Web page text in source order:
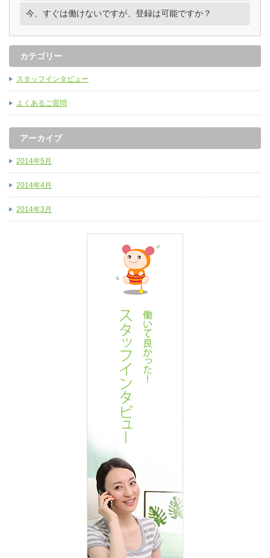
今、すぐは働けないですが、登録は可能ですか？
カテゴリー
スタッフインタビュー
よくあるご質問
アーカイブ
2014年5月
2014年4月
2014年3月